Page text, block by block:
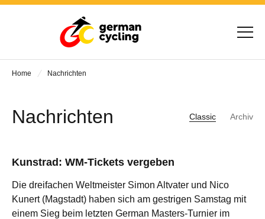
Home Nachrichten
Nachrichten Classic Archiv
Kunstrad: WM-Tickets vergeben
Die dreifachen Weltmeister Simon Altvater und Nico
Kunert (Magstadt) haben sich am gestrigen Samstag mit
einem Sieg beim letzten German Masters-Turnier im